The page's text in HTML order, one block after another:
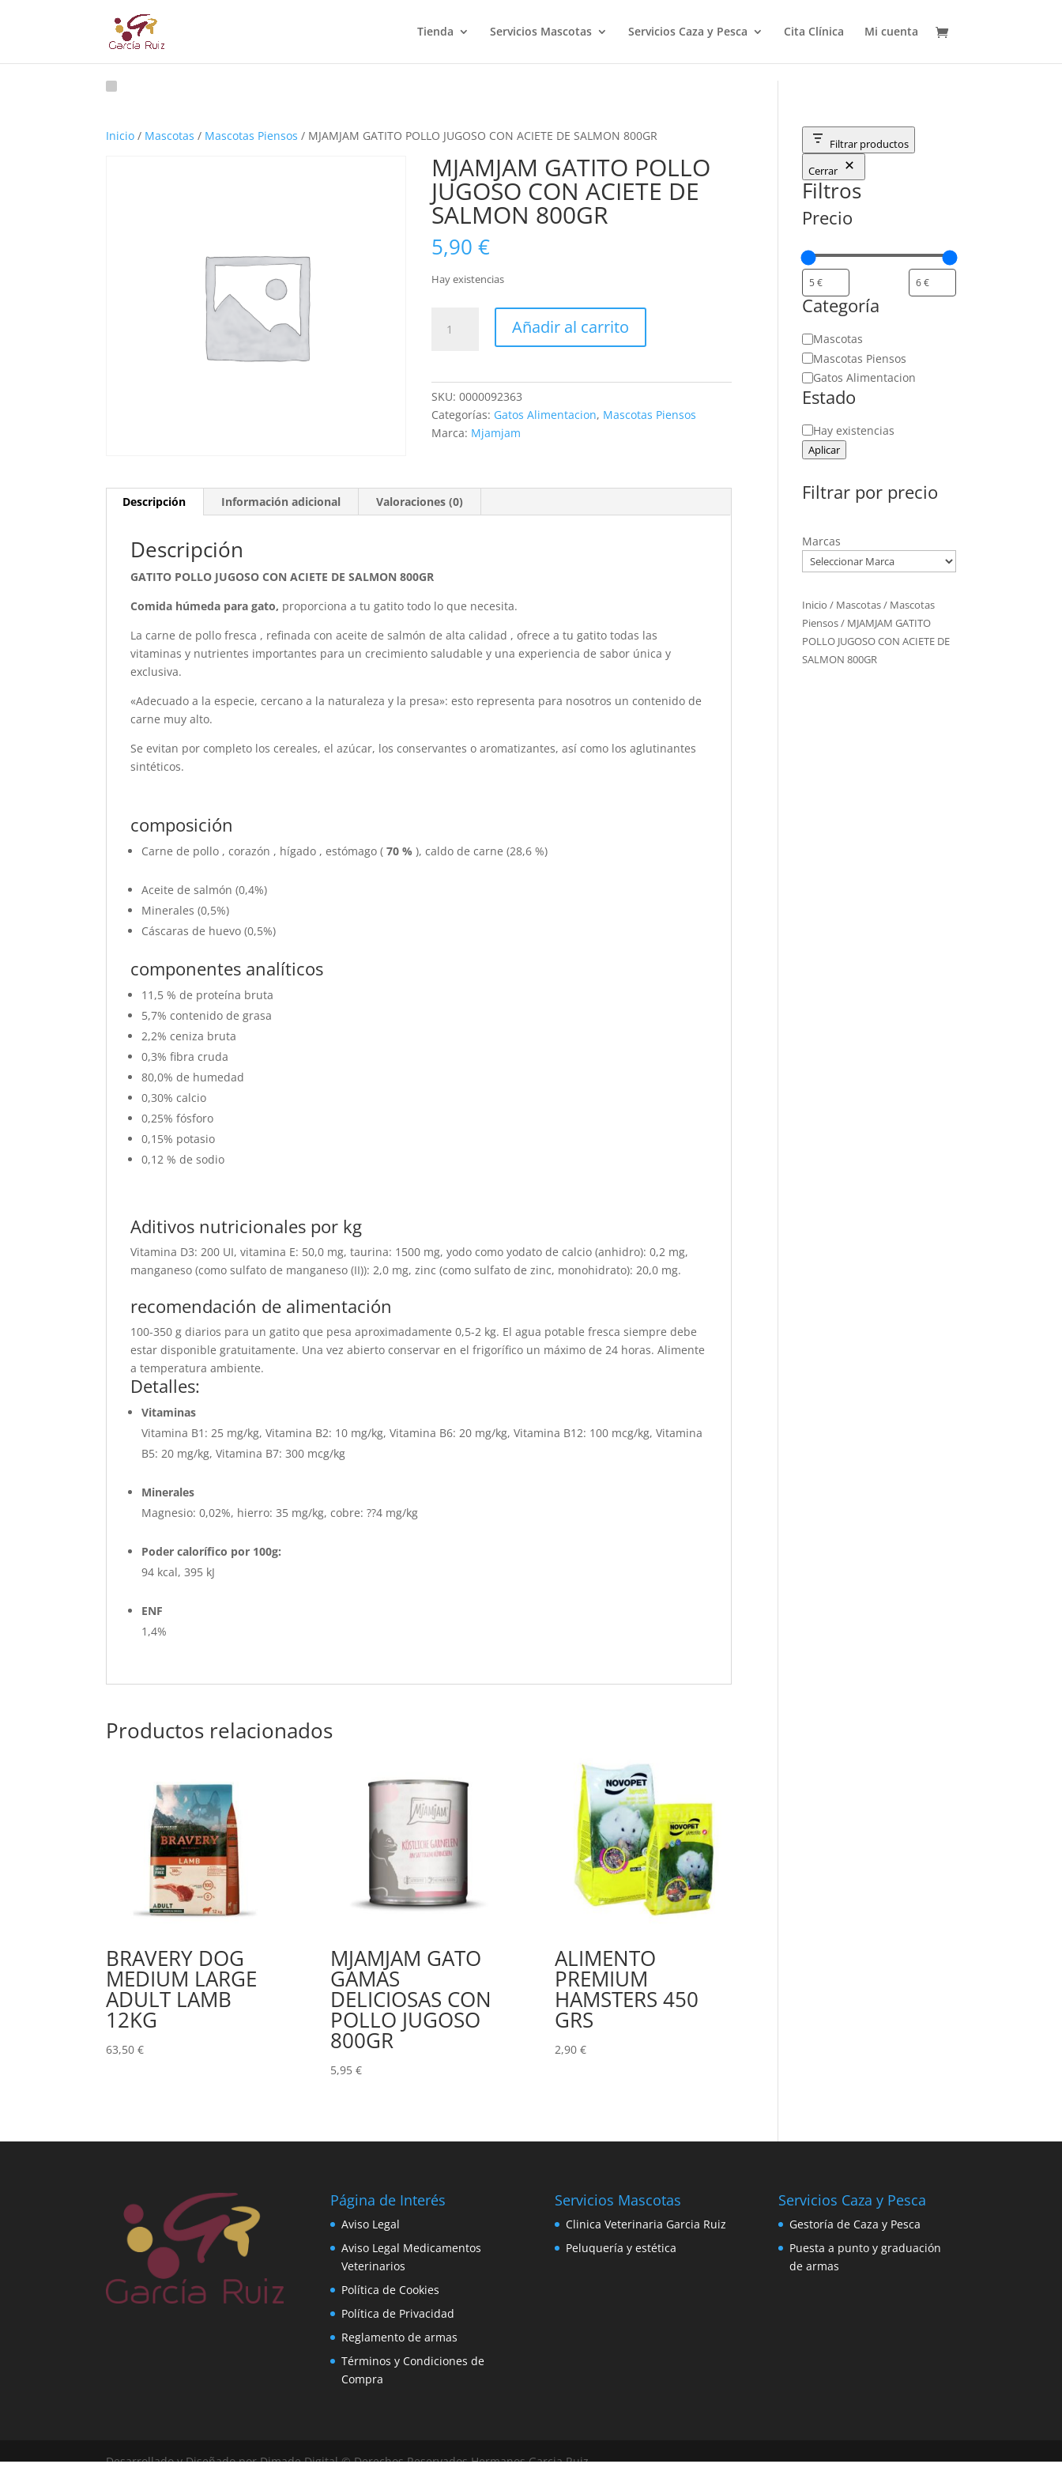
Tienda Servicios Mascotas Servicios Caza y Pesca Cita Clínica Mi cuenta
Inicio / Mascotas / Mascotas Piensos / MJAMJAM GATITO POLLO JUGOSO CON ACIETE DE SALMON 800GR
MJAMJAM GATITO POLLO
JUGOSO CON ACIETE DE
SALMON 800GR
5,90€
Hay existencias
GATITO
Añadir al carrito
SKU:0000092363
Categorías: Gatos Alimentacion, Mascotas Piensos
Marca: Mjamjam
Descripción Información adicional Valoraciones (0)
Descripción
GATITO POLLO JUGOSO CON ACIETE DE SALMON 800GR
Comida húmeda para gato, proporciona a tu gatito todo lo que necesita.
La carne de pollo fresca , refinada conaceite de salmón de alta calidad , ofrece a tu gatito todas las
vitaminas y nutrientes importantes para un crecimiento saludable y una experiencia de sabor única y
exclusiva.
«Adecuado a la especie, cercano a la naturaleza y la presa»: esto representa para nosotros un contenido de
carne muy alto.
Se evitan por completo los cereales, el azúcar, los conservantes o aromatizantes, así como los aglutinantes
sintéticos.
composición
Carne de pollo , corazón , hígado , estómago ( 70 % ), caldo de carne (28,6 %)
Aceite de salmón (0,4%)
Minerales (0,5%)
Cáscaras de huevo (0,5%)
componentes analíticos
11,5 %de proteína bruta
5,7%contenido de grasa
2,2%ceniza bruta
0,3%fibra cruda
80,0% de humedad
0,30% calcio
0,25% fósforo
0,15% potasio
0,12 % de sodio
Aditivos nutricionales por kg
Vitamina D3: 200 UI, vitamina E: 50,0 mg, taurina: 1500 mg, yodo como yodato de calcio (anhidro): 0,2 mg,
manganeso (como sulfato de manganeso (II)): 2,0 mg, zinc (como sulfato de zinc, monohidrato): 20,0 mg.
recomendación de alimentación
100-350 g diarios para un gatito que pesa aproximadamente 0,5-2 kg. El agua potable fresca siempre debe
estar disponible gratuitamente. Una vez abierto conservar en el frigorífico un máximo de 24 horas. Alimente
a temperatura ambiente.
Detalles:
Vitaminas
Vitamina B1: 25 mg/kg, Vitamina B2: 10 mg/kg, Vitamina B6: 20 mg/kg, Vitamina B12: 100 mcg/kg, Vitamina
B5: 20 mg/kg, Vitamina B7: 300 mcg/kg
Minerales
Magnesio: 0,02%, hierro: 35 mg/kg, cobre: ??4 mg/kg
Poder calorífico por 100g:
94 kcal, 395 kJ
ENF
1,4%
Productos relacionados
BRAVERY DOG
MEDIUM LARGE
ADULT LAMB
12KG
63,50€
MJAMJAM GATO
GAMAS
DELICIOSAS CON
POLLO JUGOSO
800GR
5,95 €
ALIMENTO
PREMIUM
HAMSTERS 450
GRS
2,90 €
Filtrar productos
Cerrar
Filtros
Precio
Categoría
Categoría
Mascotas
Mascotas Piensos
Gatos Alimentacion
Estado
Estado
Hay existencias
Aplicar
Filtrar por precio
Marcas
Inicio / Mascotas/ Mascotas
Piensos/ MJAMJAM GATITO
POLLO JUGOSO CON ACIETE DE
SALMON 800GR
Página de Interés
Aviso Legal
Aviso Legal Medicamentos
Veterinarios
Política de Cookies
Política de Privacidad
Reglamento de armas
Términos y Condiciones de
Compra
Servicios Mascotas
Clinica Veterinaria Garcia Ruiz
Peluquería y estética
Servicios Caza y Pesca
Gestoría de Caza y Pesca
Puesta a punto y graduación
de armas
Desarrollado y Diseñado por Dimade Digital © Derechos Reservados Hermanos Garcia Ruiz